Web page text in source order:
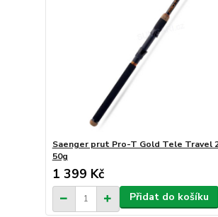
Saenger prut Pro-T Gold Tele Travel
50g
1 399 Kč
Přidat do košíku